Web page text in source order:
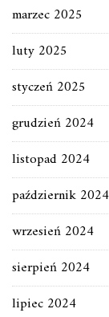
marzec 2025
luty 2025
styczeń 2025
grudzień 2024
listopad 2024
październik 2024
wrzesień 2024
sierpień 2024
lipiec 2024